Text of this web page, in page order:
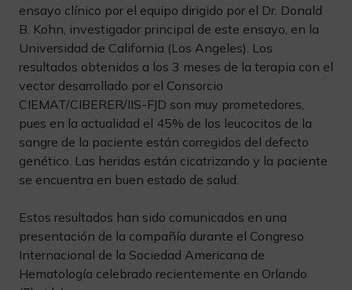
ensayo clínico por el equipo dirigido por el Dr. Donald
B. Kohn, investigador principal de este ensayo, en la
Universidad de California (Los Angeles). Los
resultados obtenidos a los 3 meses de la terapia con el
vector desarrollado por el Consorcio
CIEMAT/CIBERER/IIS-FJD son muy prometedores,
pues en la actualidad el 45% de los leucocitos de la
sangre de la paciente están corregidos del defecto
genético. Las heridas están cicatrizando y la paciente
se encuentra en buen estado de salud.
Estos resultados han sido comunicados en una
presentación de la compañía durante el Congreso
Internacional de la Sociedad Americana de
Hematología celebrado recientemente en Orlando